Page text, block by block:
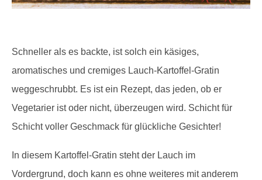
Schneller als es backte, ist solch ein käsiges,
aromatisches und cremiges Lauch-Kartoffel-Gratin
weggeschrubbt. Es ist ein Rezept, das jeden, ob er
Vegetarier ist oder nicht, überzeugen wird. Schicht für
Schicht voller Geschmack für glückliche Gesichter!
In diesem Kartoffel-Gratin steht der Lauch im
Vordergrund, doch kann es ohne weiteres mit anderem